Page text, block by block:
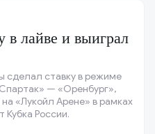
в лайве и выиграл
сделал ставку в режиме
— «Оренбург»,
«Лукойл Арене» в рамках
Кубка России.